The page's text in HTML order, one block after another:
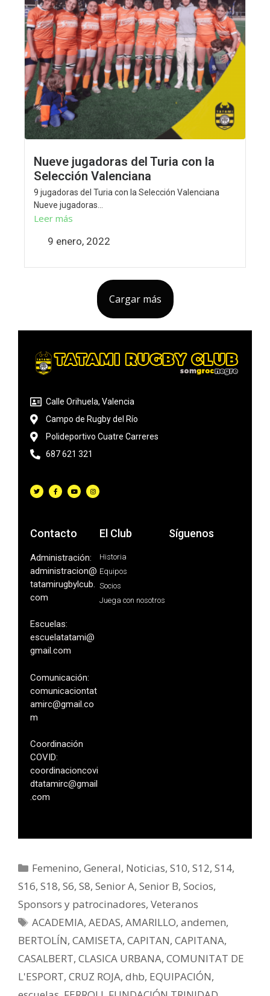
Nueve jugadoras del Turia con la
Selección Valenciana
9 jugadoras del Turia con la Selección Valenciana
Nueve jugadoras...
Leer más
9 enero, 2022
Cargar más
Calle Orihuela, Valencia
Campo de Rugby del Río
Polideportivo Cuatre Carreres
687 621 321
Contacto
Administración:
administracion@
tatamirugbylcub.
com
Escuelas:
escuelatatami@
gmail.com
Comunicación:
comunicaciontat
amirc@gmail.co
m
Coordinación
COVID:
coordinacioncovi
dtatamirc@gmail
.com
El Club
Historia
Equipos
Socios
Juega con nosotros
Síguenos
Femenino,General, Noticias,S10,S12,S14,
S16, S18, S6, S8, Senior A, Senior B, Socios,
Sponsors y patrocinadores, Veteranos
ACADEMIA,AEDAS,AMARILLO,andemen,
BERTOLÍN, CAMISETA, CAPITAN, CAPITANA,
CASALBERT, CLASICA URBANA, COMUNITAT DE
L'ESPORT, CRUZ ROJA, dhb, EQUIPACIÓN,